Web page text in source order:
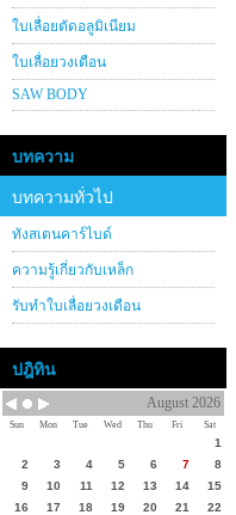
ใบเลื่อยตัดอลูมิเนียม
ใบเลื่อยวงเดือน
SAW BODY
บทความ
บทความทั่วไป
ทังสเตนคาร์ไบด์
ความรู้เกี่ยวกับเหล็ก
รับทำใบเลื่อยวงเดือน
ปฎิทิน
August 2026
Sun Mon Tue Wed Thu Fri Sat
1
2
3 4 5 6 7
8
9
10 11 12 13 14
15
16
17 18 19 20 21
22